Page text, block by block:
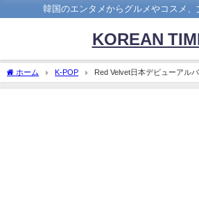
韓国のエンタメからグルメやコスメ、
KOREAN
ホーム K-POP
Red Velvet日本デビューアル
や曲目は？